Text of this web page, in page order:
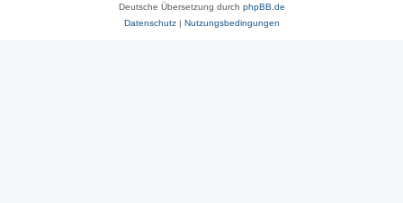
Deutsche Übersetzung durch phpBB.de
Datenschutz| Nutzungsbedingungen